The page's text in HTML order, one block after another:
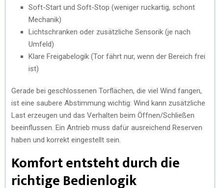
Soft-Start und Soft-Stop (weniger ruckartig, schont
Mechanik)
Lichtschranken oder zusätzliche Sensorik (je nach
Umfeld)
Klare Freigabelogik (Tor fährt nur, wenn der Bereich frei
ist)
Gerade bei geschlossenen Torflächen, die viel Wind fangen,
ist eine saubere Abstimmung wichtig: Wind kann zusätzliche
Last erzeugen und das Verhalten beim Öffnen/Schließen
beeinflussen. Ein Antrieb muss dafür ausreichend Reserven
haben und korrekt eingestellt sein.
Komfort entsteht durch die
richtige Bedienlogik